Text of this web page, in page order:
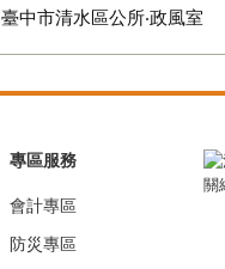
臺中市清水區公所‧政風室
專區服務
會計專區
防災專區